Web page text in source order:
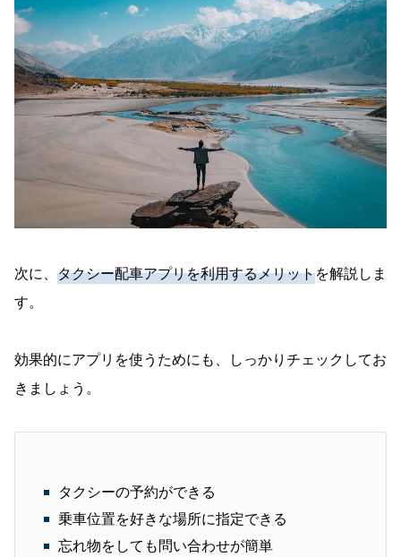
次に、 タクシー配車アプリを利用するメリットを解説しま
す。
効果的にアプリを使うためにも、しっかりチェックしてお
きましょう。
タクシーの予約ができる
乗車位置を好きな場所に指定できる
忘れ物をしても問い合わせが簡単